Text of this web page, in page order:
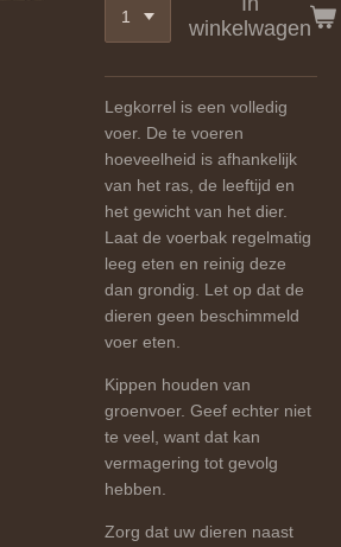
winkelwagen
Legkorrel is een volledig
voer. De te voeren
hoeveelheid is afhankelijk
van het ras, de leeftijd en
het gewicht van het dier.
Laat de voerbak regelmatig
leeg eten en reinig deze
dan grondig. Let op dat de
dieren geen beschimmeld
voer eten.
Kippen houden van
groenvoer. Geef echter niet
te veel, want dat kan
vermagering tot gevolg
hebben.
Zorg dat uw dieren naast